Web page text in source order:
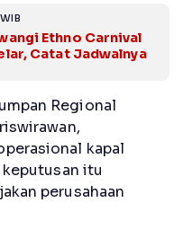
Ethno Carnival
Catat Jadwalnya
Regional
kapal
itu
perusahaan